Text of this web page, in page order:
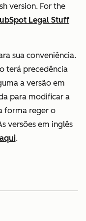
version. For the
Legal Stuff
sua conveniência.
terá precedência
a versão em
para modificar a
forma reger o
versões em inglês
aqui.